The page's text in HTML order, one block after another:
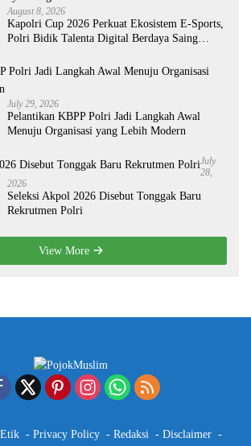
August 8, 2026
Kapolri Cup 2026 Perkuat Ekosistem E-Sports,
Polri Bidik Talenta Digital Berdaya Saing
July 29, 2026
Pelantikan KBPP Polri Jadi Langkah Awal
Menuju Organisasi yang Lebih Modern
July
28,
2026
Seleksi Akpol 2026 Disebut Tonggak Baru
Rekrutmen Polri
View More
Privacy Policy Redaksi
Disclaimer